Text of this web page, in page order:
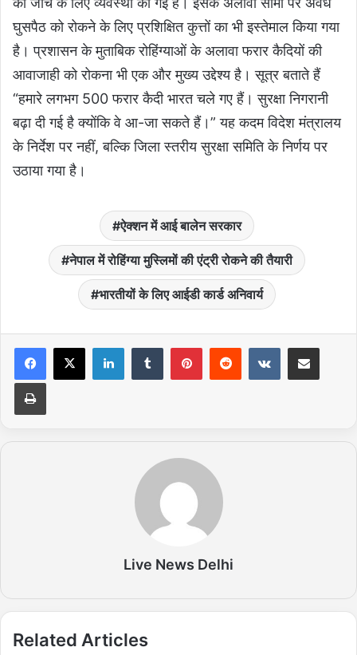
घुसपैठ को रोकने के लिए प्रशिक्षित कुत्तों का भी इस्तेमाल किया गया
है। प्रशासन के मुताबिक रोहिंग्याओं के अलावा फरार कैदियों की
आवाजाही को रोकना भी एक और मुख्य उद्देश्य है। सूत्र बताते हैं
“हमारे लगभग 500 फरार कैदी भारत चले गए हैं। सुरक्षा निगरानी
बढ़ा दी गई है क्योंकि वे आ-जा सकते हैं।” यह कदम विदेश मंत्रालय
के निर्देश पर नहीं, बल्कि जिला स्तरीय सुरक्षा समिति के निर्णय पर
उठाया गया है।
ऐक्‍शन में आई बालेन सरकार
नेपाल में रोहिंग्या मुस्लिमों की एंट्री रोकने की तैयारी
भारतीयों के लिए आईडी कार्ड अनिवार्य
Live News Delhi
Related Articles